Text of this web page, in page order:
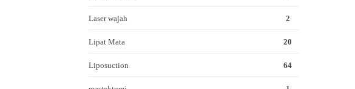
Laser wajah 2
Lipat Mata 20
Liposuction 64